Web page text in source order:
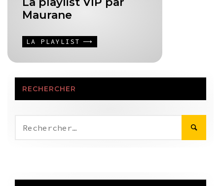
Maurane
LA PLAYLIST
RECHERCHER